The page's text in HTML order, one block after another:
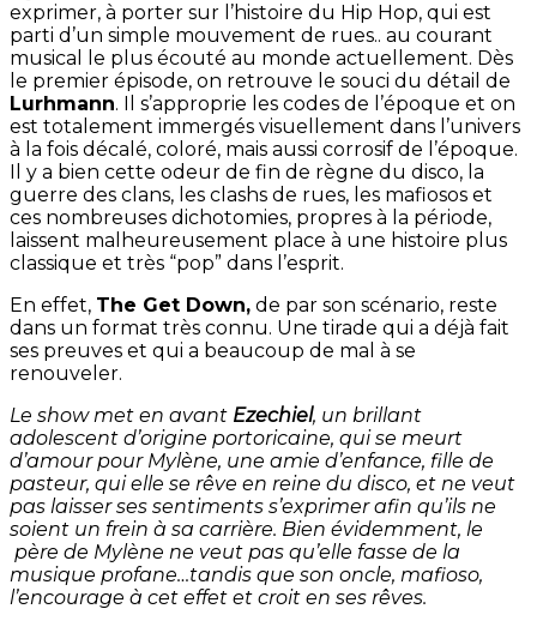
exprimer, à porter sur l’histoire du Hip Hop, qui est
parti d’un simple mouvement de rues.. au courant
musical le plus écouté au monde actuellement. Dès
le premier épisode, on retrouve le souci du détail de
Lurhmann. Il s’approprie les codes de l’époque et on
est totalement immergés visuellement dans l’univers
à la fois décalé, coloré, mais aussi corrosif de l’époque.
Il y a bien cette odeur de fin de règne du disco, la
guerre des clans, les clashs de rues, les mafiosos et
ces nombreuses dichotomies, propres à la période,
laissent malheureusement place à une histoire plus
classique et très “pop” dans l’esprit.
En effet, The Get Down, de par son scénario, reste
dans un format très connu. Une tirade qui a déjà fait
ses preuves et qui a beaucoup de mal à se
renouveler.
Le show met en avant Ezechiel, un brillant
adolescent d’origine portoricaine, qui se meurt
d’amour pour Mylène, une amie d’enfance, fille de
pasteur, qui elle se rêve en reine du disco, et ne veut
pas laisser ses sentiments s’exprimer afin qu’ils ne
soient un frein à sa carrière. Bien évidemment, le
père de Mylène ne veut pas qu’elle fasse de la
musique profane…tandis que son oncle, mafioso,
l’encourage à cet effet et croit en ses rêves.